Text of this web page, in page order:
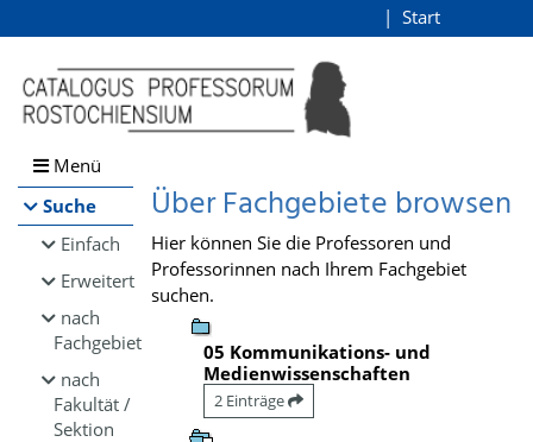
Browsen
direkt zum Inhalt
Start
Menü
Suche
Einfach
Erweitert
nach
Fachgebiet
nach
Fakultät /
Sektion
Über Fachgebiete browsen
Hier können Sie die Professoren und
Professorinnen nach Ihrem Fachgebiet
suchen.
05 Kommunikations- und
Medienwissenschaften
2 Einträge